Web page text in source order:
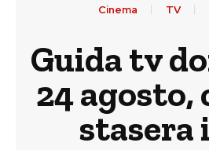
Cinema TV
Guida tv
24 agosto,
stasera